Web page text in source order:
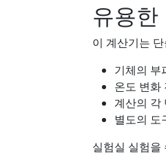
유용한
이 계산기는
기체의 부
온도 변화
계산의 각
별도의 도
실험실 실험을